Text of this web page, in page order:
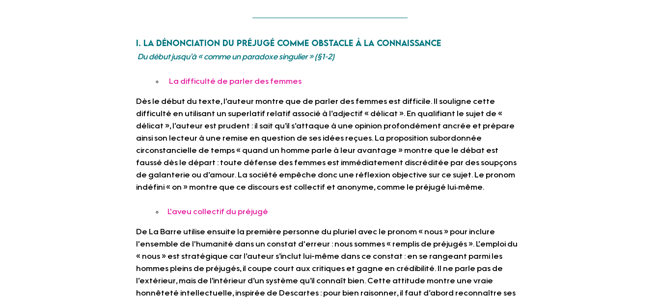
I. La dénonciation du préjugé comme obstacle à la connaissance
Du début jusqu’à « comme un paradoxe singulier » (§1-2)
La difficulté de parler des femmes
Dès le début du texte, l’auteur montre que de parler des femmes est difficile. Il souligne cette
difficulté en utilisant un superlatif relatif associé à l’adjectif « délicat ». En qualifiant le sujet de «
délicat », l’auteur est prudent : il sait qu’il s’attaque à une opinion profondément ancrée et prépare
ainsi son lecteur à une remise en question de ses idées reçues. La proposition subordonnée
circonstancielle de temps « quand un homme parle à leur avantage » montre que le débat est
faussé dès le départ : toute défense des femmes est immédiatement discréditée par des soupçons
de galanterie ou d’amour. La société empêche donc une réflexion objective sur ce sujet. Le pronom
indéfini « on » montre que ce discours est collectif et anonyme, comme le préjugé lui‑même.
L'aveu collectif du préjugé
De La Barre utilise ensuite la première personne du pluriel avec le pronom « nous » pour inclure
l'ensemble de l'humanité dans un constat d'erreur : nous sommes « remplis de préjugés ». L'emploi du
« nous » est stratégique car l’auteur s’inclut lui-même dans ce constat : en se rangeant parmi les
hommes pleins de préjugés, il coupe court aux critiques et gagne en crédibilité. Il ne parle pas de
l’extérieur, mais de l’intérieur d’un système qu’il connaît bien. Cette attitude montre une vraie
honnêteté intellectuelle, inspirée de Descartes : pour bien raisonner, il faut d’abord reconnaître ses